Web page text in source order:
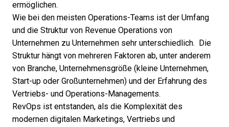
ermöglichen.
Wie bei den meisten Operations-Teams ist der Umfang
und die Struktur von Revenue Operations von
Unternehmen zu Unternehmen sehr unterschiedlich. Die
Struktur hängt von mehreren Faktoren ab, unter anderem
von Branche, Unternehmensgröße (kleine Unternehmen,
Start-up oder Großunternehmen) und der Erfahrung des
Vertriebs- und Operations-Managements.
RevOps ist entstanden, als die Komplexität des
modernen digitalen Marketings, Vertriebs und